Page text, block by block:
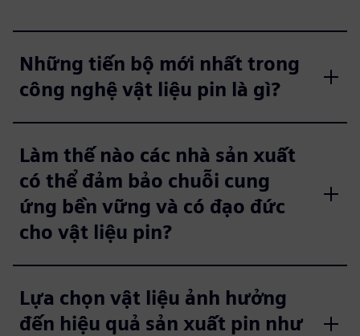
Những tiến bộ mới nhất trong
công nghệ vật liệu pin là gì?
Làm thế nào các nhà sản xuất
có thể đảm bảo chuỗi cung
ứng bền vững và có đạo đức
cho vật liệu pin?
Lựa chọn vật liệu ảnh hưởng
đến hiệu quả sản xuất pin như